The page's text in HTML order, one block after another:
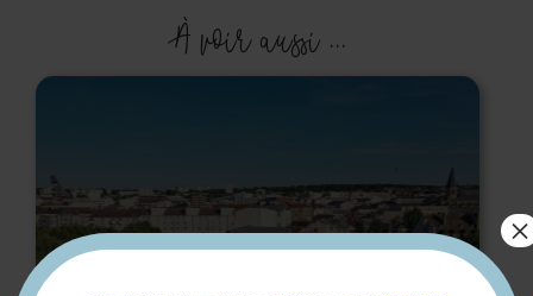
À voir aussi ...
×